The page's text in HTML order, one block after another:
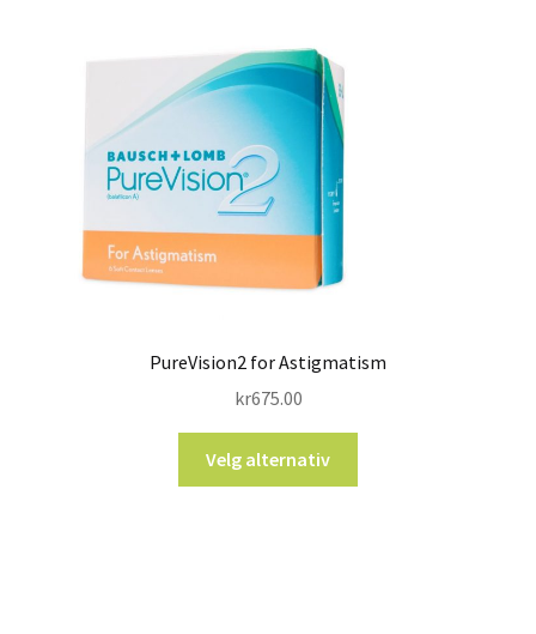
PureVision2 for Astigmatism
kr675.00
Velg alternativ